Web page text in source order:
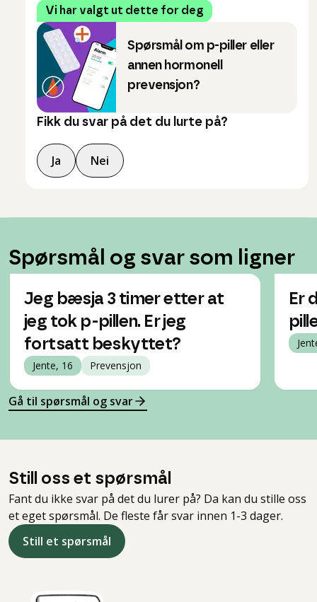
Vi har valgt ut dette for deg
Spørsmål om p-piller eller
annen hormonell
prevensjon?
Fikk du svar på det du lurte på?
Ja Nei
Spørsmål og svar som ligner
Jeg bæsja 3 timer etter at
jeg tok p-pillen. Er jeg
fortsatt beskyttet?
Jente, 16 Prevensjon
Er
Gå til spørsmål og svar
Still oss et spørsmål
Fant du ikke svar på det du lurer på? Da kan du stille oss
et eget spørsmål. De fleste får svar innen 1-3 dager.
Still et spørsmål